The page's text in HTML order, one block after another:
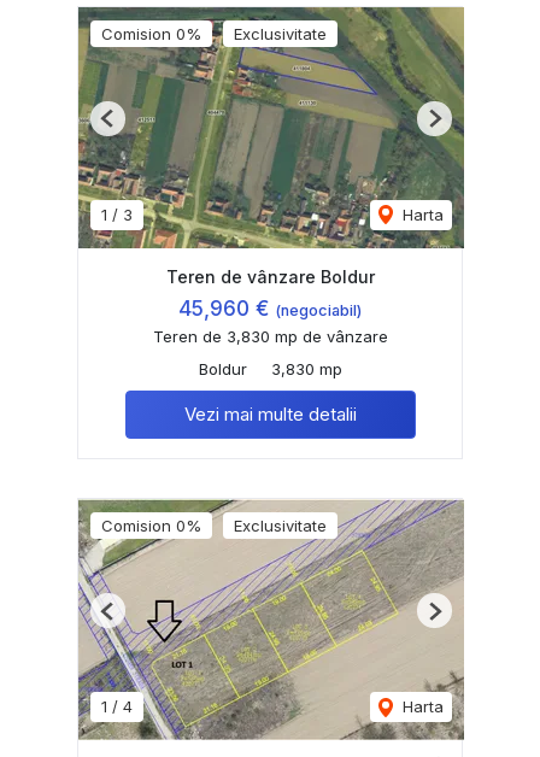
Comision 0% Exclusivitate
1 / 3 Harta
Previous Next
Teren de vânzare Boldur
45,960 € (negociabil)
Teren de 3,830 mp de vânzare
Boldur
3,830 mp
Vezi mai multe detalii
Comision 0% Exclusivitate
1 / 4 Harta
Previous Next